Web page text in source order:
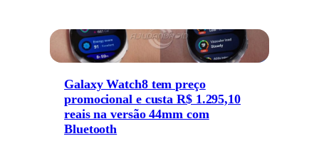
Galaxy Watch8 tem preço
promocional e custa R$ 1.295,10
reais na versão 44mm com
Bluetooth